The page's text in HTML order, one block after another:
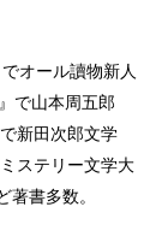
オール讀物新人
で山本周五郎
新田次郎文学
ステリー文学大
書多数。